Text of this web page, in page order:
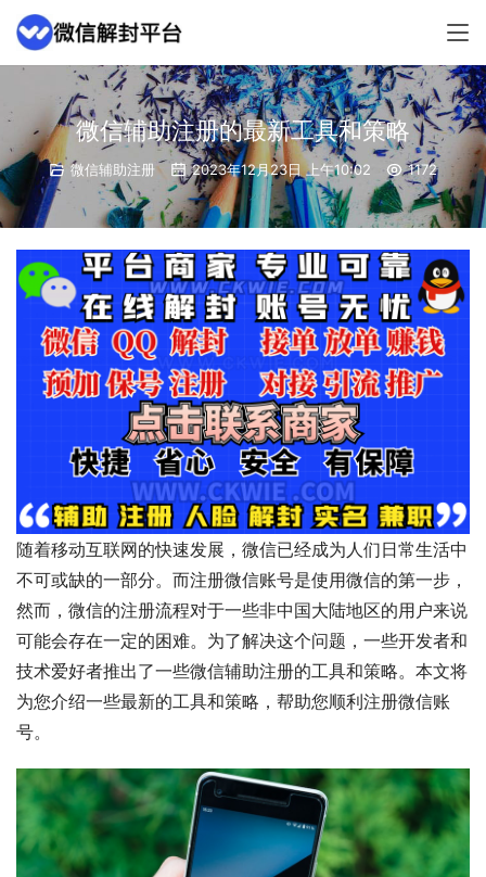
微信辅助注册的最新工具和策略
微信辅助注册 2023年12月23日 上午10:02 1172
随着移动互联网的快速发展，微信已经成为人们日常生活中
不可或缺的一部分。而注册微信账号是使用微信的第一步，
然而，微信的注册流程对于一些非中国大陆地区的用户来说
可能会存在一定的困难。为了解决这个问题，一些开发者和
技术爱好者推出了一些微信辅助注册的工具和策略。本文将
为您介绍一些最新的工具和策略，帮助您顺利注册微信账
号。